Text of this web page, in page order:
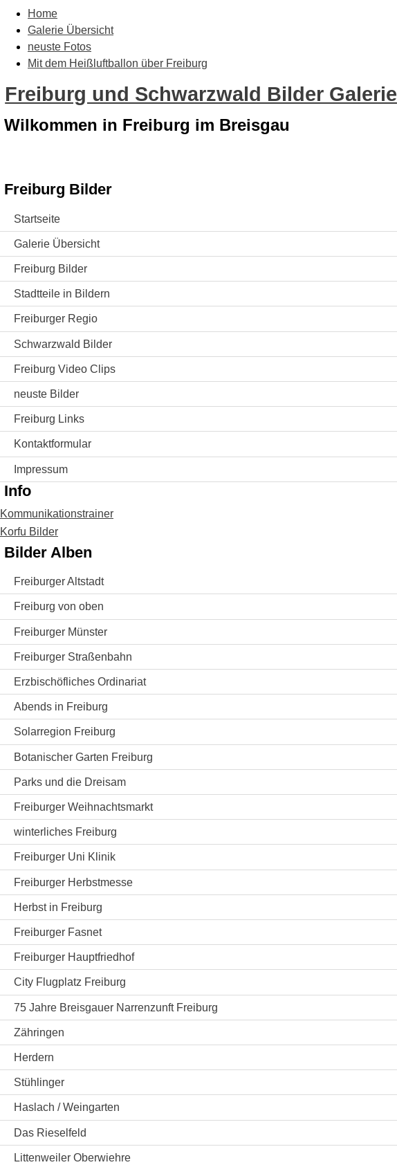
Home
Galerie Übersicht
neuste Fotos
Mit dem Heißluftballon über Freiburg
Freiburg und Schwarzwald Bilder Galerie
Wilkommen in Freiburg im Breisgau
Freiburg Bilder
Startseite
Galerie Übersicht
Freiburg Bilder
Stadtteile in Bildern
Freiburger Regio
Schwarzwald Bilder
Freiburg Video Clips
neuste Bilder
Freiburg Links
Kontaktformular
Impressum
Info
Kommunikationstrainer
Korfu Bilder
Bilder Alben
Freiburger Altstadt
Freiburg von oben
Freiburger Münster
Freiburger Straßenbahn
Erzbischöfliches Ordinariat
Abends in Freiburg
Solarregion Freiburg
Botanischer Garten Freiburg
Parks und die Dreisam
Freiburger Weihnachtsmarkt
winterliches Freiburg
Freiburger Uni Klinik
Freiburger Herbstmesse
Herbst in Freiburg
Freiburger Fasnet
Freiburger Hauptfriedhof
City Flugplatz Freiburg
75 Jahre Breisgauer Narrenzunft Freiburg
Zähringen
Herdern
Stühlinger
Haslach / Weingarten
Das Rieselfeld
Littenweiler Oberwiehre